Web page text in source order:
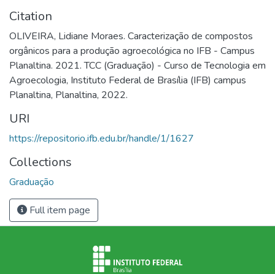
Citation
OLIVEIRA, Lidiane Moraes. Caracterização de compostos
orgânicos para a produção agroecológica no IFB - Campus
Planaltina. 2021. TCC (Graduação) - Curso de Tecnologia em
Agroecologia, Instituto Federal de Brasília (IFB) campus
Planaltina, Planaltina, 2022.
URI
https://repositorio.ifb.edu.br/handle/1/1627
Collections
Graduação
Full item page